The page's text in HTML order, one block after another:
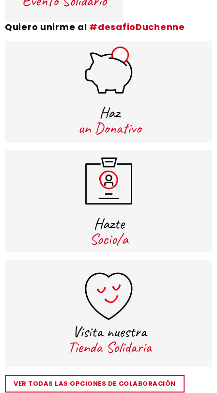
Quiero unirme al #desafioDuchenne
VER TODAS LAS OPCIONES DE COLABORACIÓN